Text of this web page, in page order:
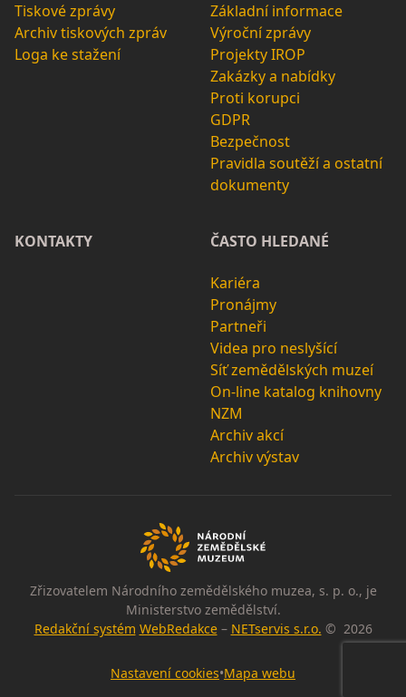
Tiskové zprávy
Archiv tiskových zpráv
Loga ke stažení
Základní informace
Výroční zprávy
Projekty IROP
Zakázky a nabídky
Proti korupci
GDPR
Bezpečnost
Pravidla soutěží a ostatní
dokumenty
KONTAKTY ČASTO HLEDANÉ
Kariéra
Pronájmy
Partneři
Videa pro neslyšící
Síť zemědělských muzeí
On-line katalog knihovny
NZM
Archiv akcí
Archiv výstav
Zřizovatelem Národního zemědělského muzea, s. p. o., je
Ministerstvo zemědělství.
Redakční systém WebRedakce– NETservis s.r.o. © 2026
Nastavení cookies•Mapa webu